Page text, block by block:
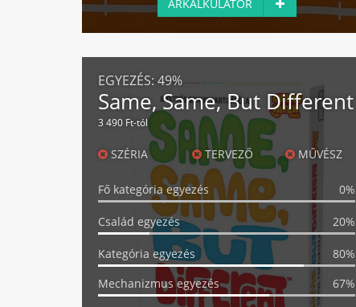
ÁRKALKULÁTOR
EGYEZÉS:49%
Same, Same, But Different
3 490 Ft-tól
SZÉRIA TERVEZŐ MŰVÉSZ
Fő kategória egyezés 0%
Család egyezés 20%
Kategória egyezés
80%
Mechanizmus egyezés
67%